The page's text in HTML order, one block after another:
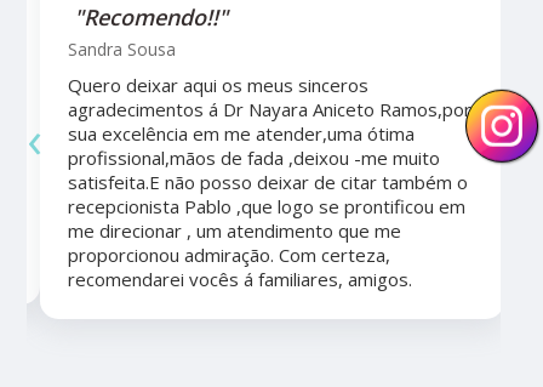
"Recomendo!!"
Sandra Sousa
Quero deixar aqui os meus sinceros
agradecimentos á Dr Nayara Aniceto Ramos,por
sua excelência em me atender,uma ótima
profissional,mãos de fada ,deixou -me muito
satisfeita.E não posso deixar de citar também o
recepcionista Pablo ,que logo se prontificou em
me direcionar , um atendimento que me
proporcionou admiração. Com certeza,
recomendarei vocês á familiares, amigos.
‹ ›